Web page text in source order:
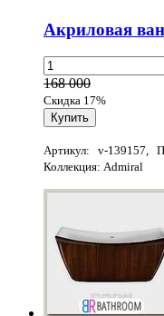
Акриловая
168 000
Скидка 17%
Артикул: v-139157,
Коллекция: Admiral